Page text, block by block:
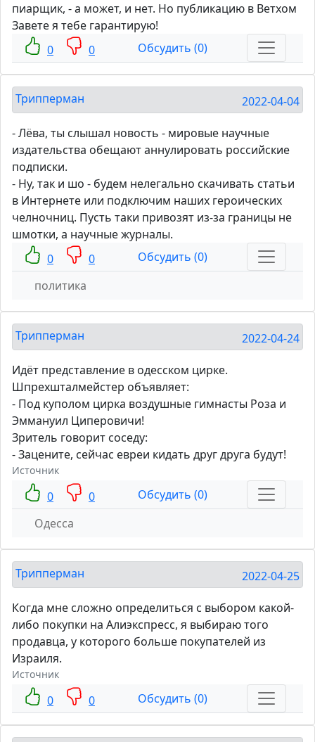
пиарщик, - а может, и нет. Но публикацию в Ветхом
Завете я тебе гарантирую!
0
0 Обсудить (0)
Трипперман 2022-04-04
- Лёва, ты слышал новость - мировые научные
издательства обещают аннулировать российские
подписки.
- Ну, так и шо - будем нелегально скачивать статьи
в Интернете или подключим наших героических
челночниц. Пусть таки привозят из-за границы не
шмотки, а научные журналы.
0
0
Обсудить (0)
политика
Трипперман 2022-04-24
Идёт представление в одесском цирке.
Шпрехшталмейстер объявляет:
- Под куполом цирка воздушные гимнасты Роза и
Эммануил Циперовичи!
Зритель говорит соседу:
- Зацените, сейчас евреи кидать друг друга будут!
Источник
0 0
Обсудить (0)
Одесса
Трипперман 2022-04-25
Когда мне сложно определиться с выбором какой-
либо покупки на Алиэкспресс, я выбираю того
продавца, у которого больше покупателей из
Израиля.
Источник
0 0 Обсудить (0)